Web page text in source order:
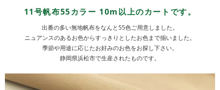
11号帆布55カラー 10m以上のカートです。
出番の多い無地帆布をなんと55色ご用意しました。
ニュアンスのあるお色からすっきりとしたお色まで揃いました。
季節や用途に応じたお好みのお色をお探し下さい。
静岡県浜松市で生産されたものです。